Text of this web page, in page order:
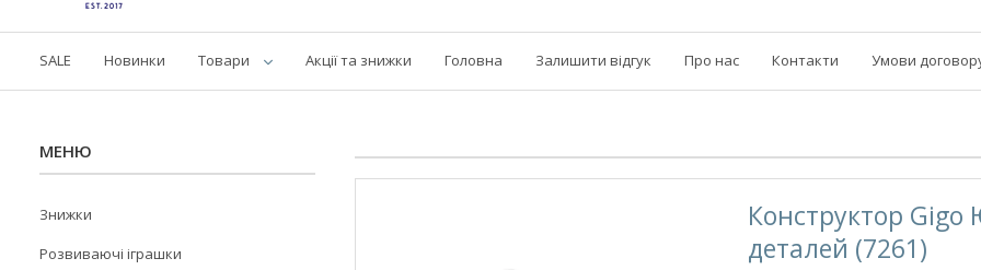
SALE Новинки Товари Акції та знижки Головна Залишити відгук Про нас Контакти Умови
Конструктор
деталей (7261)
Знижки
Розвиваючі іграшки